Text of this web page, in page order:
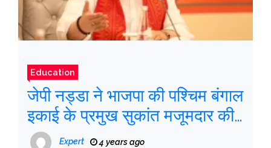
Education
जेपी नड्डा ने भाजपा की पश्चिम बंगाल
इकाई के प्रमुख सुकांत मजूमदार की
गिरफ्तारी की निंदा की
Expert 4 years ago